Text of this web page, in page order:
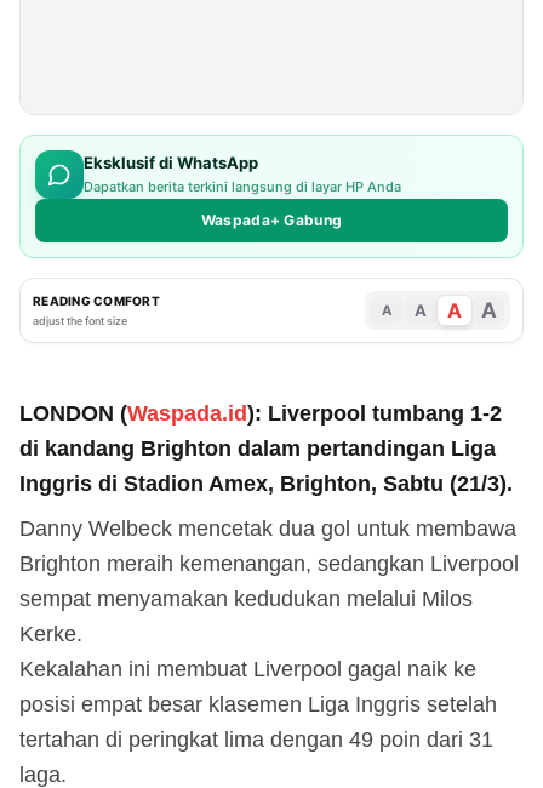
Eksklusif di WhatsApp
Dapatkan berita terkini langsung di layar HP Anda
Waspada+ Gabung
READING COMFORT
adjust the font size
A A A A
LONDON (Waspada.id): Liverpool tumbang 1-2
di kandang Brighton dalam pertandingan Liga
Inggris di Stadion Amex, Brighton, Sabtu (21/3).
Danny Welbeck mencetak dua gol untuk membawa
Brighton meraih kemenangan, sedangkan Liverpool
sempat menyamakan kedudukan melalui Milos
Kerke.
Kekalahan ini membuat Liverpool gagal naik ke
posisi empat besar klasemen Liga Inggris setelah
tertahan di peringkat lima dengan 49 poin dari 31
laga.